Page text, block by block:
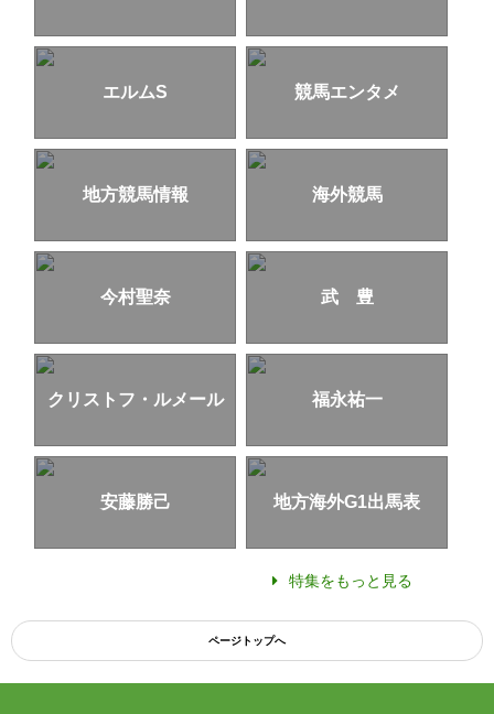
エルムS 競馬エンタメ
地方競馬情報 海外競馬
今村聖奈 武 豊
クリストフ・ルメール 福永祐一
安藤勝己 地方海外G1出馬表
特集をもっと見る
ページトップへ